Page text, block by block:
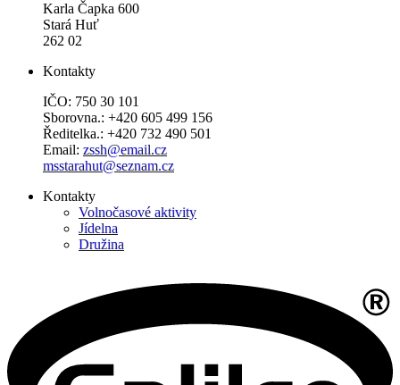
Karla Čapka 600
Stará Huť
262 02
Kontakty
IČO: 750 30 101
Sborovna.: +420 605 499 156
Ředitelka.: +420 732 490 501
Email: zssh@email.cz
msstarahut@seznam.cz
Kontakty
Volnočasové aktivity
Jídelna
Družina